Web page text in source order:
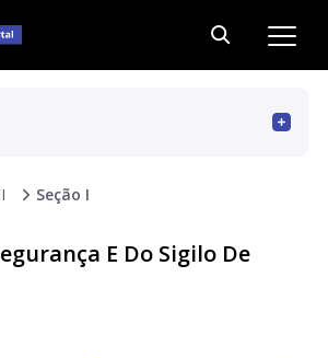
Seção I
E Do Sigilo De